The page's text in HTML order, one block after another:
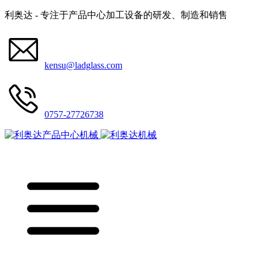
利奥达 - 专注于产品中心加工设备的研发、制造和销售
kensu@ladglass.com
0757-27726738